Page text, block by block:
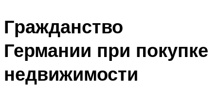
Гражданство
Германии при покупке
недвижимости